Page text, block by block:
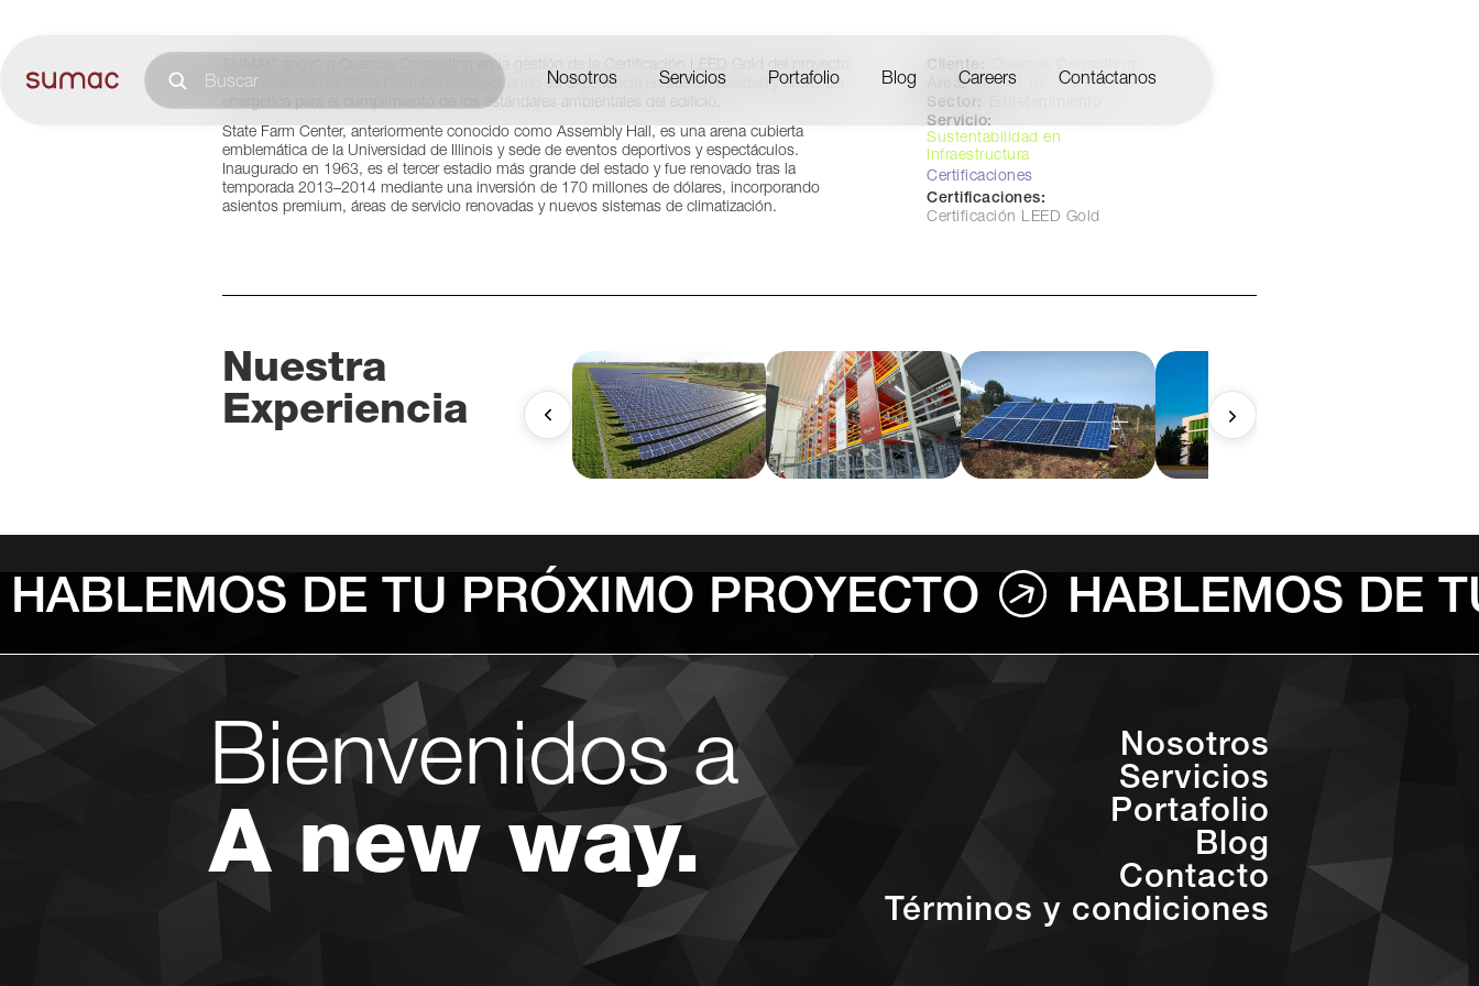
Nosotros Servicios Portafolio Blog Careers Contáctanos
SUMAC apoyó a Quercus Consulting en la gestión de la Certificación LEED Gold del proyecto
de renovación del State Farm Center, aportando su experiencia en sustentabilidad y eficiencia
energética para el cumplimiento de los estándares ambientales del edificio.
State Farm Center, anteriormente conocido como Assembly Hall, es una arena cubierta
emblemática de la Universidad de Illinois y sede de eventos deportivos y espectáculos.
Inaugurado en 1963, es el tercer estadio más grande del estado y fue renovado tras la
temporada 2013–2014 mediante una inversión de 170 millones de dólares, incorporando
asientos premium, áreas de servicio renovadas y nuevos sistemas de climatización.
Área: 40,041 m²
Sector:
Servicio:
Sustentabilidad en
Infraestructura
Certificaciones
Certificaciones:
Certificación LEED Gold
Nuestra
Experiencia
HABLEMOS DE TU PRÓXIMO PROYECTO HABLEMOS DE
Bienvenidos a
A new way.
Nosotros
Servicios
Portafolio
Blog
Contacto
Términos y condiciones